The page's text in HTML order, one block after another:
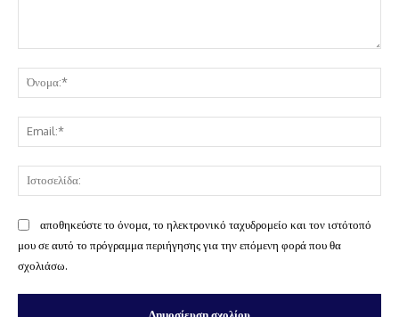
αποθηκεύστε το όνομα, το ηλεκτρονικό ταχυδρομείο και τον ιστότοπό
μου σε αυτό το πρόγραμμα περιήγησης για την επόμενη φορά που θα
σχολιάσω.